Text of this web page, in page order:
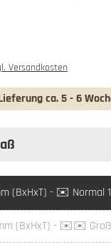
Versandkosten
ca. 5 - 6
auswählen
(BxHxT) - ✉️ Normal
(BxHxT) - ✉️✉️
(Diese Option ist